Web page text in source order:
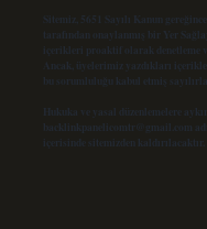
Sitemiz, 5651 Sayılı Kanun
tarafından onaylanmış bir Yer
içerikleri proaktif olarak denetleme
Ancak, üyelerimiz yazdıkları
bu sorumluluğu kabul etmiş
Hukuka ve yasal düzenlemelere
backlinkpanelicomtr@gmail.com
içerisinde sitemizden kaldırılacaktır.